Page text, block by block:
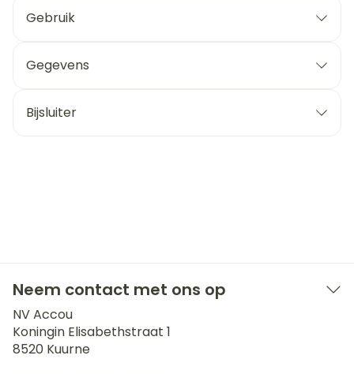
Gebruik
Gegevens
Bijsluiter
Neem contact met ons op
NV Accou
Koningin Elisabethstraat 1
8520 Kuurne